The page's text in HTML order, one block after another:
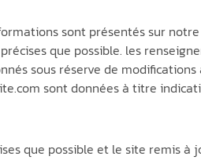
sont présentés sur
que possible. les
sous réserve de
sont données à titre
que possible et le site remis